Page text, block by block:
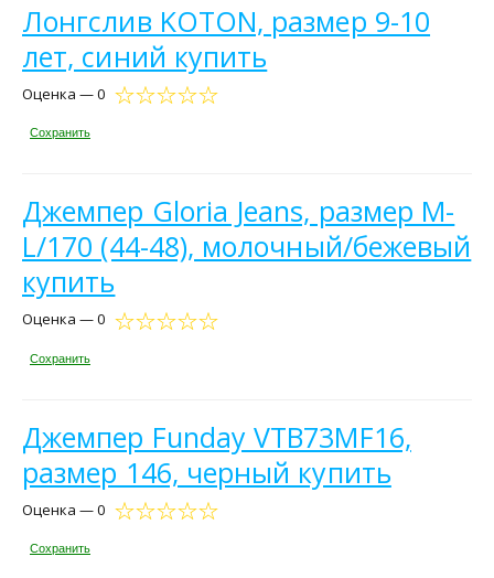
Лонгслив KOTON, размер 9-10
лет, cиний купить
Оценка — 0
Сохранить
Джемпер Gloria Jeans, размер M-
L/170 (44-48), молочный/бежевый
купить
Оценка — 0
Сохранить
Джемпер Funday VTB73MF16,
размер 146, черный купить
Оценка — 0
Сохранить